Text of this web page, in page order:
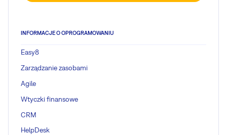
INFORMACJE O OPROGRAMOWANIU
Easy8
Zarządzanie zasobami
Agile
Wtyczki finansowe
CRM
HelpDesk